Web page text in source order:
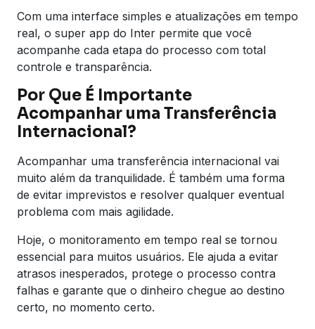
Com uma interface simples e atualizações em tempo
real, o super app do Inter permite que você
acompanhe cada etapa do processo com total
controle e transparência.
Por Que É Importante
Acompanhar uma Transferência
Internacional?
Acompanhar uma transferência internacional vai
muito além da tranquilidade. É também uma forma
de evitar imprevistos e resolver qualquer eventual
problema com mais agilidade.
Hoje, o monitoramento em tempo real se tornou
essencial para muitos usuários. Ele ajuda a evitar
atrasos inesperados, protege o processo contra
falhas e garante que o dinheiro chegue ao destino
certo, no momento certo.